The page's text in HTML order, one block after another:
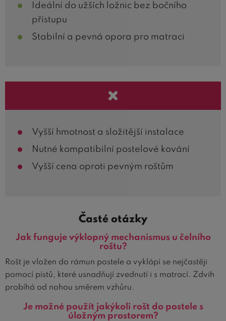
Ideální do užších ložnic bez bočního
přístupu
Stabilní a pevná opora pro matraci
Vyšší hmotnost a složitější instalace
Nutné kompatibilní postelové kování
Vyšší cena oproti pevným roštům
Časté otázky
Jak funguje výklopný mechanismus u čelního
roštu?
Rošt je vložen do rámun postele a vyklápí se nejčastěji
pomocí pístů, které usnadňují zvednutí i s matrací. Zdvih
probíhá od nohou směrem vzhůru.
Je možné použít jakýkoli rošt do postele s
úložným prostorem?